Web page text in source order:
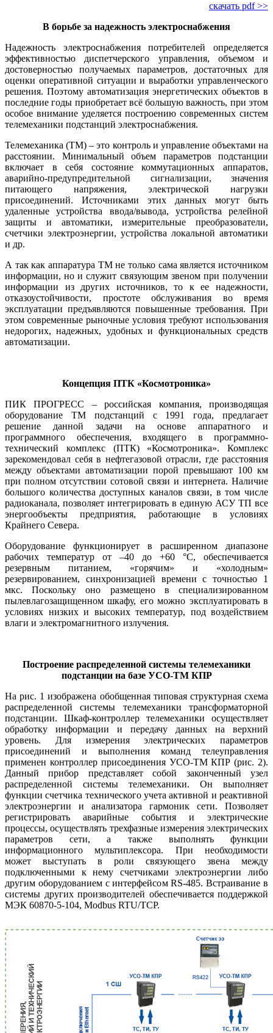
скачать pdf >>
В борьбе за надежность электроснабжения
Надежность электроснабжения потребителей определяется
эффективностью диспетчерского управления, объемом и
достоверностью получаемых параметров, достаточных для
оценки оперативной ситуации и выработки управленческого
решения. Поэтому автоматизация энергетических объектов в
последние годы приобретает всё большую важность, при этом
особое внимание уделяется построению современных систем
телемеханики подстанций электроснабжения.
Телемеханика (ТМ) – это контроль и управление объектами на
расстоянии. Минимальный объем параметров подстанции
включает в себя состояние коммутационных аппаратов,
аварийно-предупредительной сигнализации, значения
питающего напряжения, электрической нагрузки
присоединений. Источниками этих данных могут быть
удаленные устройства ввода/вывода, устройства релейной
защиты и автоматики, измерительные преобразователи,
счетчики электроэнергии, устройства локальной автоматики
и др.
А так как аппаратура ТМ не только сама является источником
информации, но и служит связующим звеном при получении
информации из других источников, то к ее надежности,
отказоустойчивости, простоте обслуживания во время
эксплуатации предъявляются повышенные требования. При
этом современные рыночные условия требуют использования
недорогих, надежных, удобных и функциональных средств
автоматизации.
Концепция ПТК «Космотроника»
ПИК ПРОГРЕСС – российская компания, производящая
оборудование ТМ подстанций с 1991 года, предлагает
решение данной задачи на основе аппаратного и
программного обеспечения, входящего в программно-
технический комплекс (ПТК) «Космотроника». Комплекс
зарекомендовал себя в нефтегазовой отрасли, где расстояния
между объектами автоматизации порой превышают 100 км
при полном отсутствии сотовой связи и интернета. Наличие
большого количества доступных каналов связи, в том числе
радиоканала, позволяет интегрировать в единую АСУ ТП все
энергообъекты предприятия, работающие в условиях
Крайнего Севера.
Оборудование функционирует в расширенном диапазоне
рабочих температур от –40 до +60 °C, обеспечивается
резервным питанием, «горячим» и «холодным»
резервированием, синхронизацией времени с точностью 1
мкс. Поскольку оно размещено в специализированном
пылевлагозащищенном шкафу, его можно эксплуатировать в
условиях низких и высоких температур, под воздействием
влаги и электромагнитного излучения.
Построение распределенной системы телемеханики
подстанции на базе УСО-ТМ КПР
На рис. 1 изображена обобщенная типовая структурная схема
распределенной системы телемеханики трансформаторной
подстанции. Шкаф-контроллер телемеханики осуществляет
обработку информации и передачу данных на верхний
уровень. Для измерения электрических параметров
присоединений и выполнения команд телеуправления
применен контроллер присоединения УСО-ТМ КПР (рис. 2).
Данный прибор представляет собой законченный узел
распределенной системы телемеханики. Он выполняет
функции счетчика технического учета активной и реактивной
электроэнергии и анализатора гармоник се­ти. Позволяет
регистрировать аварийные события и электрические
процессы, осуществлять трехфазные измерения электрических
параметров сети, а также выполнять функции
информационного мультиплексора. При необходимости
может выступать в ро­ли связующего звена между
подключенными к нему счетчиками электроэнергии ли­бо
другим оборудованием с интерфейсом RS‑485. Встраивание в
системы других производителей обеспечивается поддержкой
МЭК 60870-5-104, Modbus RTU/TCP.